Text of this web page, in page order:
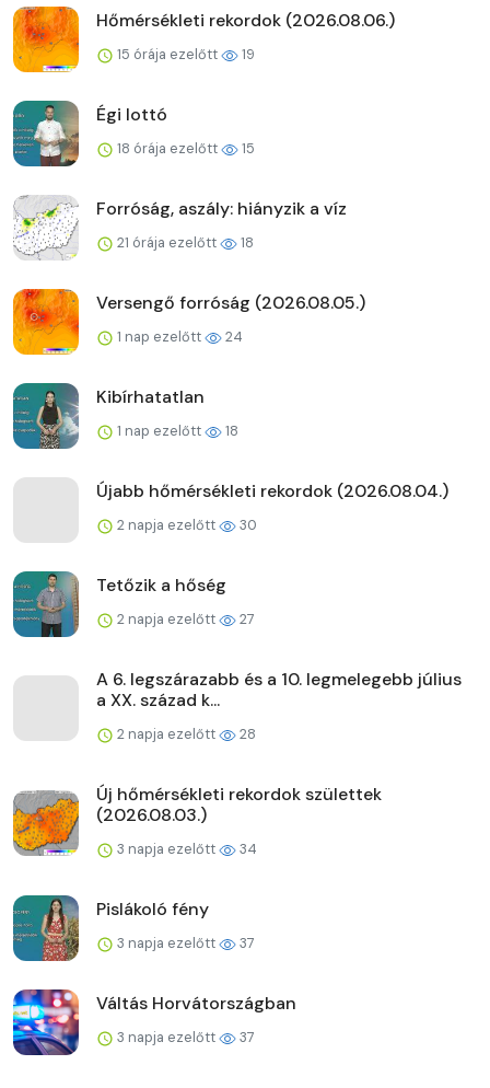
Hőmérsékleti rekordok (2026.08.06.)
15 órája ezelőtt 19
Égi lottó
18 órája ezelőtt 15
Forróság, aszály: hiányzik a víz
21 órája ezelőtt 18
Versengő forróság (2026.08.05.)
1 nap ezelőtt 24
Kibírhatatlan
1 nap ezelőtt 18
Újabb hőmérsékleti rekordok (2026.08.04.)
2 napja ezelőtt 30
Tetőzik a hőség
2 napja ezelőtt 27
A 6. legszárazabb és a 10. legmelegebb július
a XX. század k...
2 napja ezelőtt 28
Új hőmérsékleti rekordok születtek
(2026.08.03.)
3 napja ezelőtt 34
Pislákoló fény
3 napja ezelőtt 37
Váltás Horvátországban
3 napja ezelőtt 37